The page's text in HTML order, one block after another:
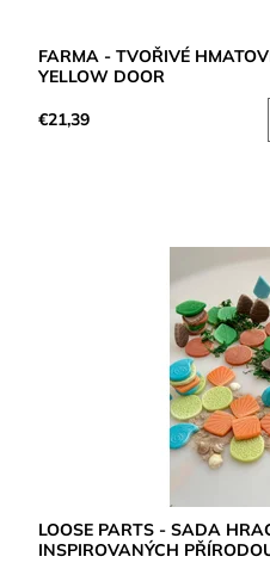
FARMA - TVOŘIVÉ
YELLOW DOOR
€21,39
LOOSE PARTS - SADA
INSPIROVANÝCH